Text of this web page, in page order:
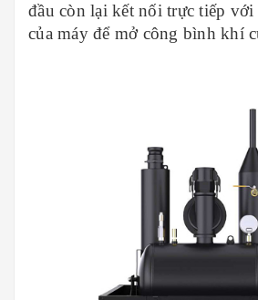
đầu còn lại kết nối trực tiếp
của máy để mở công bình khí